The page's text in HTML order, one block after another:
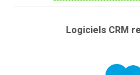
Logiciels CRM